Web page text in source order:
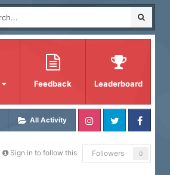
Feedback Leaderboard
All Activity
Sign in to follow this Followers 0